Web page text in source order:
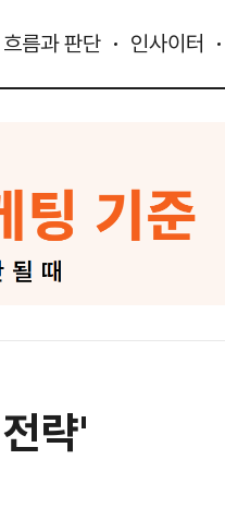
흐름과 판단 인사이터
략'